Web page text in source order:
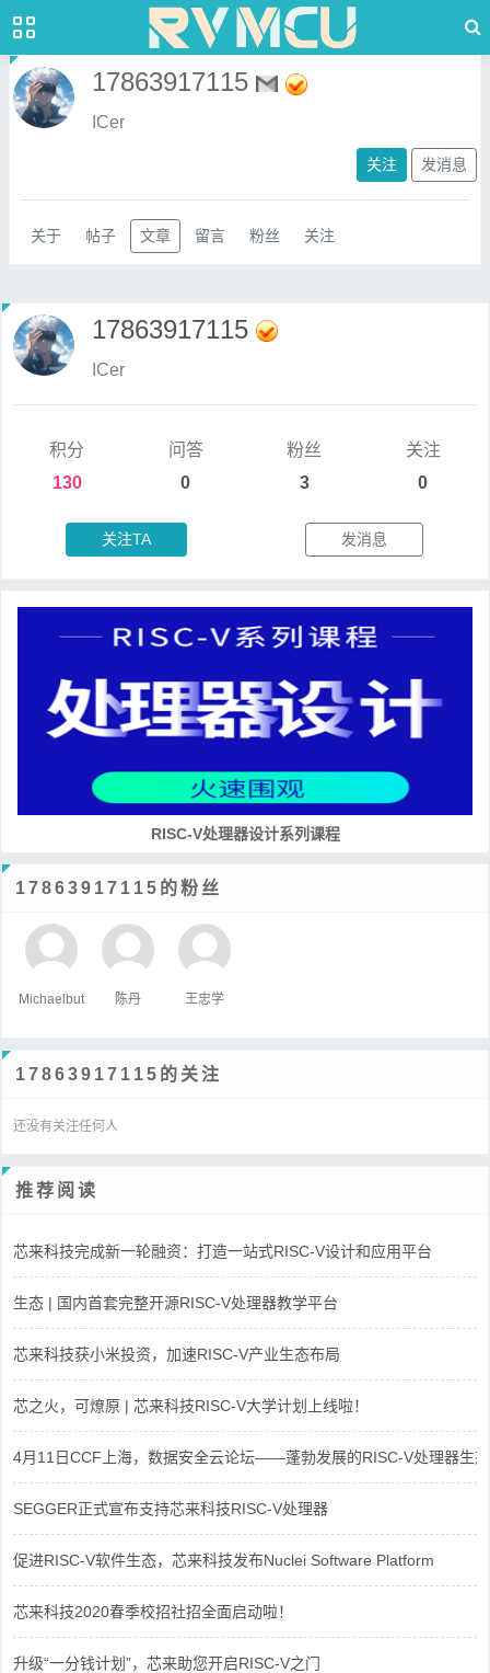
17863917115
ICer
关注 发消息
关于 帖子 文章 留言 粉丝 关注
17863917115
ICer
积分
130
问答
0
粉丝
3
关注
0
关注TA 发消息
RISC-V处理器设计系列课程
17863917115的粉丝
Michaelbut 陈丹 王忠学
17863917115的关注
还没有关注任何人
推荐阅读
芯来科技完成新一轮融资：打造一站式RISC-V设计和应用平台
生态 | 国内首套完整开源RISC-V处理器教学平台
芯来科技获小米投资，加速RISC-V产业生态布局
芯之火，可燎原 | 芯来科技RISC-V大学计划上线啦！
4月11日CCF上海，数据安全云论坛——蓬勃发展的RISC-V处理器生态
SEGGER正式宣布支持芯来科技RISC-V处理器
促进RISC-V软件生态，芯来科技发布Nuclei Software Platform
芯来科技2020春季校招社招全面启动啦！
升级“一分钱计划”，芯来助您开启RISC-V之门